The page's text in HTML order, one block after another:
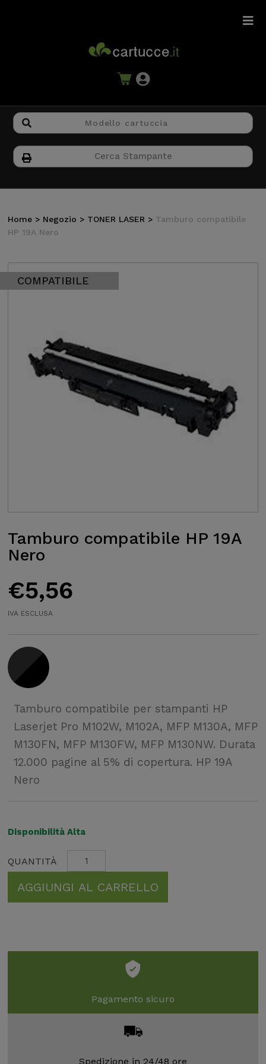
Home > Negozio > TONER LASER > Tamburo compatibile
HP 19A Nero
COMPATIBILE
Tamburo compatibile HP 19A
Nero
€5,56
IVA ESCLUSA
Tamburo compatibile per stampanti HP
Laserjet Pro M102W, M102A, MFP M130A, MFP
M130FN, MFP M130FW, MFP M130NW. Durata
12.000 pagine al 5% di copertura. HP 19A
Nero
Disponibilità Alta
AGGIUNGI AL CARRELLO
Pagamento sicuro
Spedizione in 24/48 ore